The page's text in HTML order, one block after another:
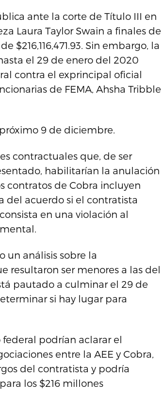
ante la corte de Título III en
Laura Taylor Swain a finales de
Sin embargo, la
el 29 de enero del 2020
contra el exprincipal oficial
de FEMA, Ahsha Tribble
9 de diciembre.
contractuales que, de ser
habilitarían la anulación
contratos de Cobra incluyen
acuerdo si el contratista
en una violación al
un análisis sobre la
resultaron ser menores a las del
pautado a culminar el 29 de
si hay lugar para
podrían aclarar el
entre la AEE y Cobra,
del contratista y podría
los $216 millones